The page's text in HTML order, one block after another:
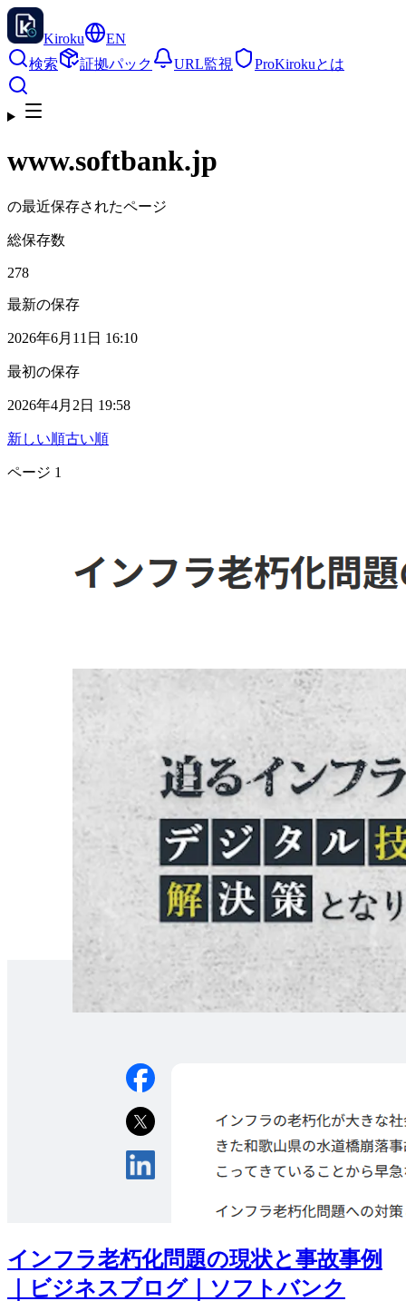
Kiroku
EN
検索
証拠パック URL監視 ProKirokuとは
www.softbank.jp
の最近保存されたページ
総保存数
278
最新の保存
2026年6月11日 16:10
最初の保存
2026年4月2日 19:58
新しい順古い順
ページ 1
インフラ老朽化問題の現状と事故事例
｜ビジネスブログ｜ソフトバンク